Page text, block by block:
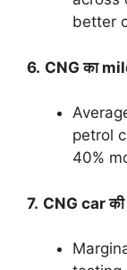
better
6. CNG का
petrol
40%
7. CNG car की